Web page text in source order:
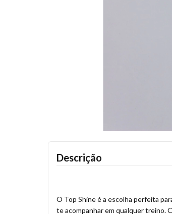
Descrição
O Top Shine é a escolha perfeita
te acompanhar em qualquer treino.